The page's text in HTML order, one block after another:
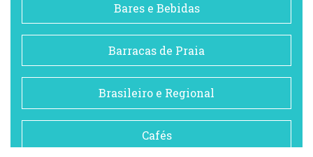
Bares e Bebidas
Barracas de Praia
Brasileiro e Regional
Cafés